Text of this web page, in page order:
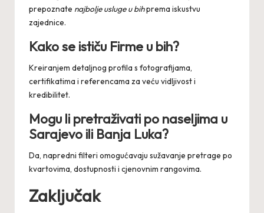
prepoznate najbolje usluge u bihprema iskustvu
zajednice.
Kako se ističu Firme u bih?
Kreiranjem detaljnog profila s fotografijama,
certifikatima i referencama za veću vidljivost i
kredibilitet.
Mogu li pretraživati po naseljima u
Sarajevo ili Banja Luka?
Da, napredni filteri omogućavaju sužavanje pretrage po
kvartovima, dostupnosti i cjenovnim rangovima.
Zaključak